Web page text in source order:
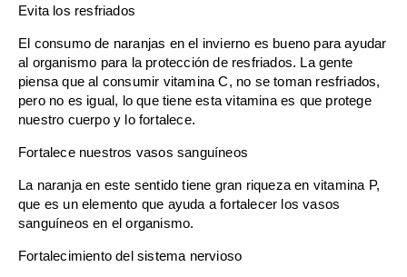
Evita los resfriados
El consumo de naranjas en el invierno es bueno para ayudar
al organismo para la protección de resfriados. La gente
piensa que al consumir vitamina C, no se toman resfriados,
pero no es igual, lo que tiene esta vitamina es que protege
nuestro cuerpo y lo fortalece.
Fortalece nuestros vasos sanguíneos
La naranja en este sentido tiene gran riqueza en vitamina P,
que es un elemento que ayuda a fortalecer los vasos
sanguíneos en el organismo.
Fortalecimiento del sistema nervioso